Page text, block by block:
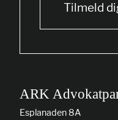
Tilmeld
ARK
Esplanaden 8A